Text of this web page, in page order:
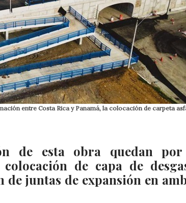
entre Costa Rica y Panamá, la colocación de carpeta
de esta obra quedan
de capa de
juntas de expansión en